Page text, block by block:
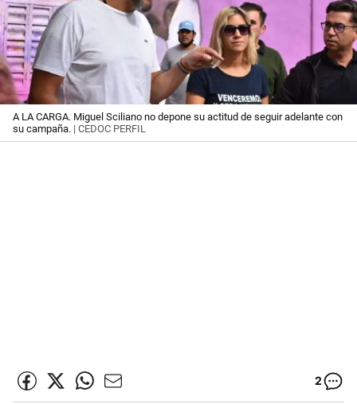
A LA CARGA. Miguel Sciliano no depone su actitud de seguir adelante con
su campaña. | CEDOC PERFIL
2